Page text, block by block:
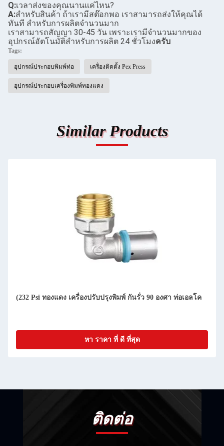
Q:เวลาส่งของคุณนานแค่ไหน?
A:สําหรับสินค้า ถ้าเรามีสต๊อกพอ เราสามารถส่งให้คุณได้
ทันที สําหรับการผลิตจํานวนมาก
เราสามารถสัญญา 30-45 วัน เพราะเรามีจํานวนมากของ
อุปกรณ์อัตโนมัติสําหรับการผลิต 24 ชั่วโมงครับ
Tags:
อุปกรณ์ประกอบพิมพ์ท่อ เครื่องติดตั้ง Pex Press
อุปกรณ์ประกอบเครื่องพิมพ์ทองแดง
Similar Products
(232 Psi ทองแดง เครื่องปรับปรุงพิมพ์ กันรั่ว 90 องศา ท่อเอลโค
หา ราคา ที่ ดี ที่สุด
ติดต่อ